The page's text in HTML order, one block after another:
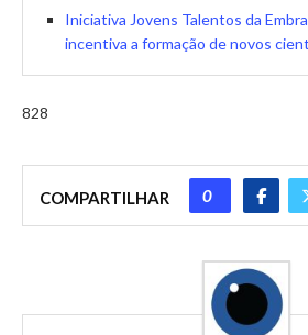
Iniciativa Jovens Talentos da
incentiva a formação de novos
828
COMPARTILHAR 0